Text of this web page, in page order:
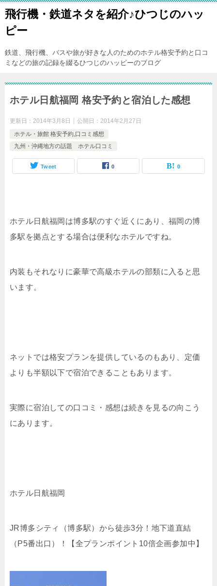
飛行機・鉄道ネタを紹介♪ひつじのハッ
ピー
鉄道、飛行機、バスや旅が好きな人のためのホテル格安予約と口コ
ミなどの旅の記録を綴るひつじのハッピーのブログ
ホテル日航福岡 格安予約と宿泊した感想
更新日： 2014年3月8日 公開日： 2014年2月27日
ホテル・旅館 格安予約,口コミ感想
九州・沖縄地方の話題 ホテル口コミ
Tweet 0 0
ホテル日航福岡は博多駅のすぐ近くにあり、福岡の博
多駅を拠点とする場合は便利なホテルですね。
内装もそれなりに豪華で高級ホテルの部類に入ると思
います。
ネットでは格安プランを提供しているのもあり、定価
よりも半額以下で宿泊できることもあります。
実際に宿泊しての口コミ・感想は続きを見るの向こう
にあります。
ホテル日航福岡
JR博多シティ（博多駅）から徒歩3分！地下道直結
（P5番出口）！【全プランポイント10倍企画参加中】